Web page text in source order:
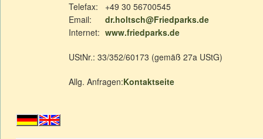
Telefax:
+49 30 56700545
Email:
dr.holtsch@Friedparks.de
Internet: www.friedparks.de
UStNr.: 33/352/60173 (gemäß 27a UStG)
Allg. Anfragen:Kontaktseite